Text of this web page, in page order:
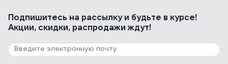
Подпишитесь на рассылкуи будьте в курсе!
Акции, скидки, распродажи ждут!